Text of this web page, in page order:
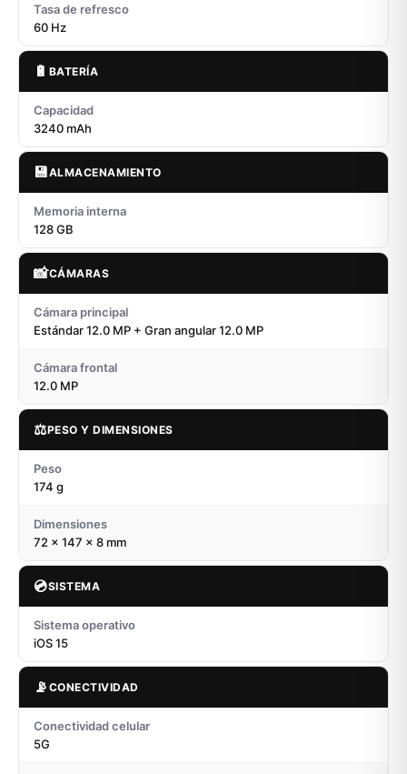
Tasa de refresco
60 Hz
🔋 BATERÍA
Capacidad
3240 mAh
💾ALMACENAMIENTO
Memoria interna
128 GB
📸CÁMARAS
Cámara principal
Estándar 12.0 MP + Gran angular 12.0 MP
Cámara frontal
12.0 MP
⚖️PESO Y DIMENSIONES
Peso
174 g
Dimensiones
72 x 147 x 8 mm
💿SISTEMA
Sistema operativo
iOS 15
📡 CONECTIVIDAD
Conectividad celular
5G